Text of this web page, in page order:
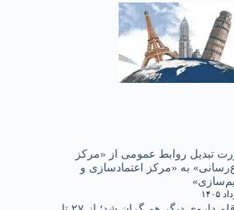
تبدیل روابط عمومی از «مرکز
به «مرکز اعتمادسازی و